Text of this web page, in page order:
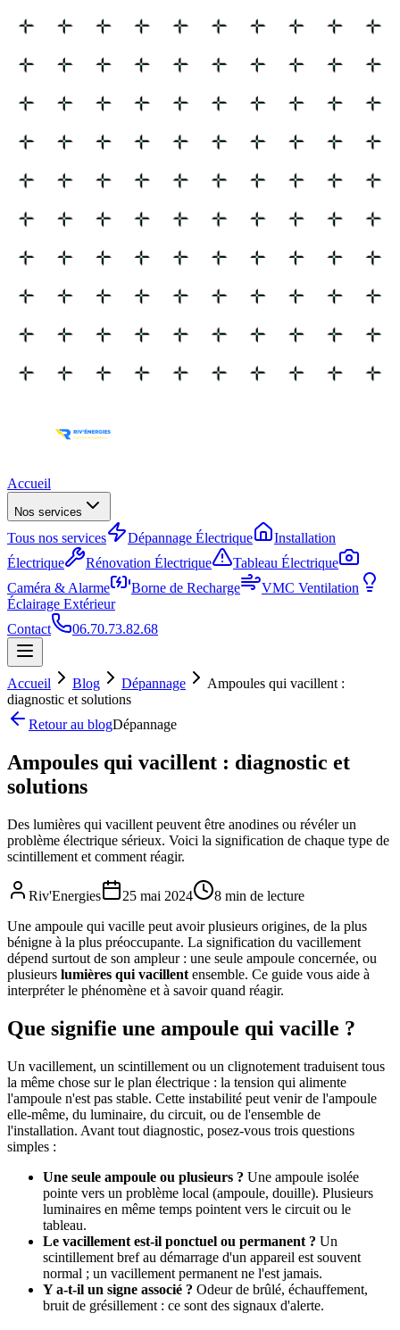
Accueil
Nos services
Tous nos services Dépannage Électrique
Installation
Électrique
Rénovation Électrique
Tableau Électrique
Caméra & Alarme
Borne de Recharge
VMC Ventilation
Éclairage Extérieur
Contact
06.70.73.82.68
Accueil Blog Dépannage
Ampoules qui vacillent :
diagnostic et solutions
Retour au blogDépannage
Ampoules qui vacillent : diagnostic et
solutions
Des lumières qui vacillent peuvent être anodines ou révéler un
problème électrique sérieux. Voici la signification de chaque type de
scintillement et comment réagir.
Riv'Energies 25 mai 2024 8 min de lecture
Une ampoule qui vacille peut avoir plusieurs origines, de la plus
bénigne à la plus préoccupante. La signification du vacillement
dépend surtout de son ampleur : une seule ampoule concernée, ou
plusieurs lumières qui vacillent ensemble. Ce guide vous aide à
interpréter le phénomène et à savoir quand réagir.
Que signifie une ampoule qui vacille ?
Un vacillement, un scintillement ou un clignotement traduisent tous
la même chose sur le plan électrique : la tension qui alimente
l'ampoule n'est pas stable. Cette instabilité peut venir de l'ampoule
elle-même, du luminaire, du circuit, ou de l'ensemble de
l'installation. Avant tout diagnostic, posez-vous trois questions
simples :
Une seule ampoule ou plusieurs ? Une ampoule isolée
pointe vers un problème local (ampoule, douille). Plusieurs
luminaires en même temps pointent vers le circuit ou le
tableau.
Le vacillement est-il ponctuel ou permanent ? Un
scintillement bref au démarrage d'un appareil est souvent
normal ; un vacillement permanent ne l'est jamais.
Y a-t-il un signe associé ? Odeur de brûlé, échauffement,
bruit de grésillement : ce sont des signaux d'alerte.